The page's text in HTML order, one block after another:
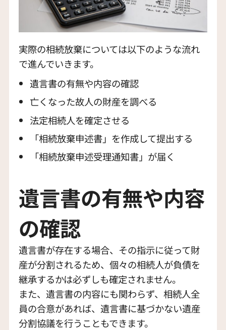
実際の相続放棄については以下のような流れ
で進んでいきます。
遺言書の有無や内容の確認
亡くなった故人の財産を調べる
法定相続人を確定させる
「相続放棄申述書」を作成して提出する
「相続放棄申述受理通知書」が届く
遺言書の有無や内容
の確認
遺言書が存在する場合、その指示に従って財
産が分割されるため、個々の相続人が負債を
継承するかは必ずしも確定されません。
また、遺言書の内容にも関わらず、相続人全
員の合意があれば、遺言書に基づかない遺産
分割協議を行うこともできます。